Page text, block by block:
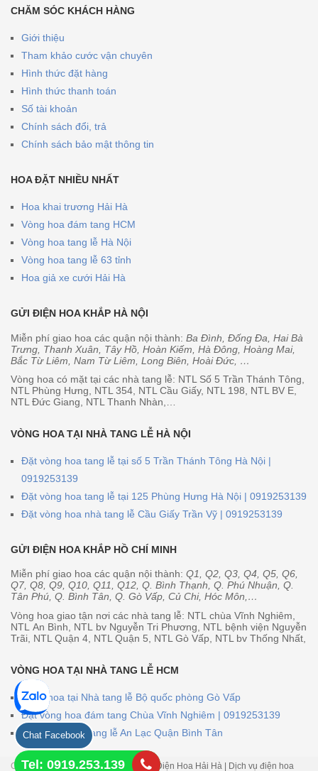
CHĂM SÓC KHÁCH HÀNG
Giới thiệu
Tham khảo cước vận chuyên
Hình thức đặt hàng
Hình thức thanh toán
Số tài khoản
Chính sách đổi, trả
Chính sách bảo mật thông tin
HOA ĐẶT NHIỀU NHẤT
Hoa khai trương Hải Hà
Vòng hoa đám tang HCM
Vòng hoa tang lễ Hà Nội
Vòng hoa tang lễ 63 tỉnh
Hoa giả xe cưới Hải Hà
GỬI ĐIỆN HOA KHẮP HÀ NỘI
Miễn phí giao hoa các quận nội thành: Ba Đình, Đống Đa, Hai Bà
Trưng, Thanh Xuân, Tây Hồ, Hoàn Kiếm, Hà Đông, Hoàng Mai,
Bắc Từ Liêm, Nam Từ Liêm, Long Biên, Hoài Đức, …
Vòng hoa có mặt tại các nhà tang lễ: NTL Số 5 Trần Thánh Tông,
NTL Phùng Hưng, NTL 354, NTL Cầu Giấy, NTL 198, NTL BV E,
NTL Đức Giang, NTL Thanh Nhàn,…
VÒNG HOA TẠI NHÀ TANG LỄ HÀ NỘI
Đặt vòng hoa tang lễ tại số 5 Trần Thánh Tông Hà Nội |
0919253139
Đặt vòng hoa tang lễ tại 125 Phùng Hưng Hà Nội | 0919253139
Đặt vòng hoa nhà tang lễ Cầu Giấy Trần Vỹ | 0919253139
GỬI ĐIỆN HOA KHẮP HỒ CHÍ MINH
Miễn phí giao hoa các quận nội thành: Q1, Q2, Q3, Q4, Q5, Q6,
Q7, Q8, Q9, Q10, Q11, Q12, Q. Bình Thạnh, Q. Phú Nhuận, Q.
Tân Phú, Q. Bình Tân, Q. Gò Vấp, Củ Chi, Hóc Môn,…
Vòng hoa giao tận nơi các nhà tang lễ: NTL chùa Vĩnh Nghiêm,
NTL An Bình, NTL bv Nguyễn Tri Phương, NTL bệnh viện Nguyễn
Trãi, NTL Quận 4, NTL Quận 5, NTL Gò Vấp, NTL bv Thống Nhất,
VÒNG HOA TẠI NHÀ TANG LỄ HCM
Vòng hoa tại Nhà tang lễ Bộ quốc phòng Gò Vấp
Đặt vòng hoa đám tang Chùa Vĩnh Nghiêm | 0919253139
Vòng hoa nhà tang lễ An Lạc Quận Bình Tân
Copyright © 2026Shop Hoa Hải Hà - Điện Hoa Hải Hà | Dịch vụ điện hoa
Chat Facebook
Tel: 0919.253.139